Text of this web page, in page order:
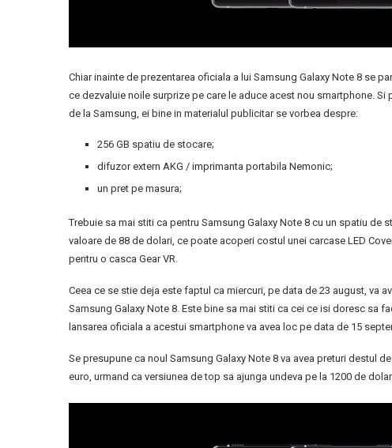
Chiar inainte de prezentarea oficiala a lui Samsung Galaxy Note 8 se
ce dezvaluie noile surprize pe care le aduce acest nou smartphone.
de la Samsung, ei bine in materialul publicitar se vorbea despre:
256 GB spatiu de stocare;
difuzor extern AKG / imprimanta portabila Nemonic;
un pret pe masura;
Trebuie sa mai stiti ca pentru Samsung Galaxy Note 8 cu un spatiu de
valoare de 88 de dolari, ce poate acoperi costul unei carcase LED
pentru o casca Gear VR.
Ceea ce se stie deja este faptul ca miercuri, pe data de 23 august, va
Samsung Galaxy Note 8. Este bine sa mai stiti ca cei ce isi doresc sa
lansarea oficiala a acestui smartphone va avea loc pe data de 15
Se presupune ca noul Samsung Galaxy Note 8 va avea preturi destul
euro, urmand ca versiunea de top sa ajunga undeva pe la 1200 de